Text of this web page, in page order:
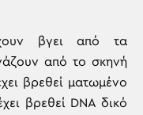
βγει από τα
από το σκηνή
βρεθεί ματωμένο
βρεθεί DNA δικό